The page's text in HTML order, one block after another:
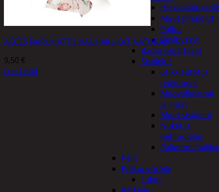
Muut pihalelut
Pallot
Vesipyssyt
Radio-ohjattavat
Sisälelut
Leikkiautot ja
työkoneet
Muovailuvahat
ja limat
Muut sisälelut
Nuket ja
pehmolelut
Pelit
Polkupyöräily
Lukot
ACCES NARUHATTU NAUHAKUKAT NATURAL
9,50 €
Lue Lisää